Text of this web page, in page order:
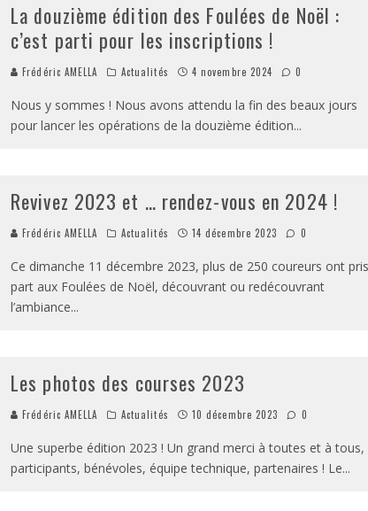
La douzième édition des Foulées de Noël :
c’est parti pour les inscriptions !
Frédéric AMELLA Actualités 4 novembre 2024 0
Nous y sommes ! Nous avons attendu la fin des beaux jours
pour lancer les opérations de la douzième édition...
Revivez 2023 et … rendez-vous en 2024 !
Frédéric AMELLA Actualités 14 décembre 2023 0
Ce dimanche 11 décembre 2023, plus de 250 coureurs ont pris
part aux Foulées de Noël, découvrant ou redécouvrant
l’ambiance...
Les photos des courses 2023
Frédéric AMELLA Actualités 10 décembre 2023 0
Une superbe édition 2023 ! Un grand merci à toutes et à tous,
participants, bénévoles, équipe technique, partenaires ! Le...